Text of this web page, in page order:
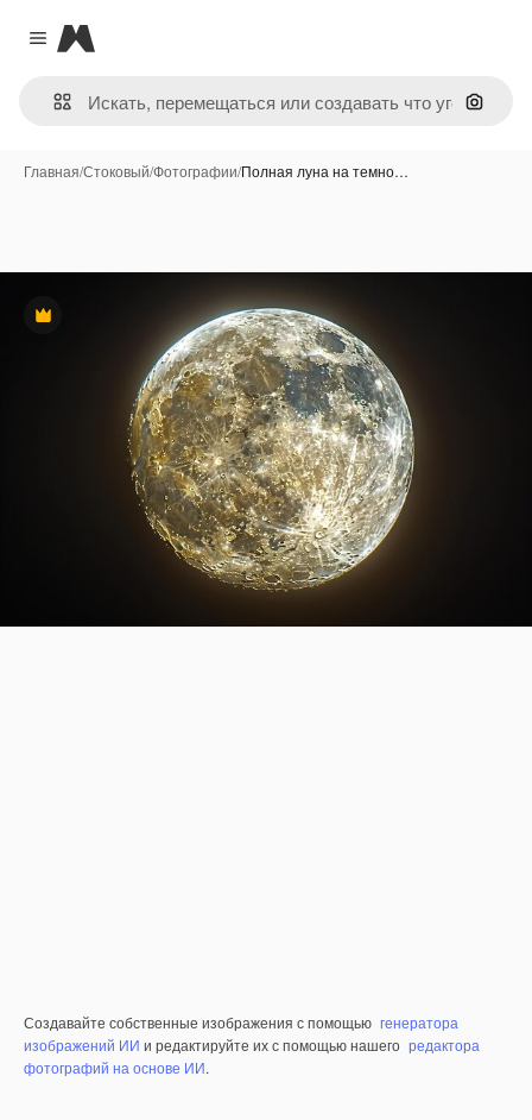
Close menu
Magnific
Поиск
Главная/Стоковый/Фотографии/Полная луна на темно…
Премиум
Создавайте собственные изображения с помощью генератора
изображений ИИ и редактируйте их с помощью нашего редактора
фотографий на основе ИИ.